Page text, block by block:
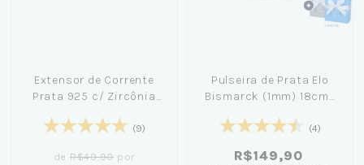
Extensor de Corrente
Prata 925 c/ Zircônia
(9)
de R$49,90 por
Pulseira de Prata Elo
Bismarck (1mm) 18cm+
(4)
R$149,90